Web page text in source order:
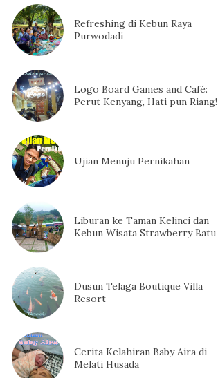
Refreshing di Kebun Raya
Purwodadi
Logo Board Games and Café:
Perut Kenyang, Hati pun Riang!
Ujian Menuju Pernikahan
Liburan ke Taman Kelinci dan
Kebun Wisata Strawberry Batu
Dusun Telaga Boutique Villa
Resort
Cerita Kelahiran Baby Aira di
Melati Husada